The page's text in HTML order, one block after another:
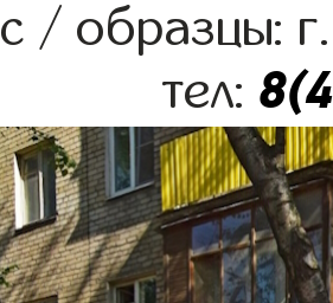
/ образцы: г.
тел: